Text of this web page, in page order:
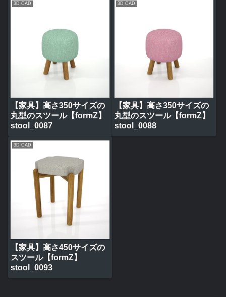
3D CAD
【家具】高さ350サイズの
丸型のスツール【formZ】
stool_0087
3D CAD
【家具】高さ350サイズの
丸型のスツール【formZ】
stool_0088
3D CAD
【家具】高さ450サイズの
スツール【formZ】
stool_0093